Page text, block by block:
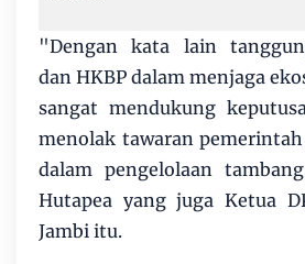
"Dengan kata lain
dan HKBP dalam menjaga
sangat mendukung
menolak tawaran
dalam pengelolaan
Hutapea yang juga Ketua
Jambi itu.